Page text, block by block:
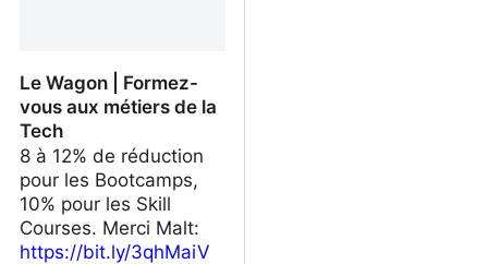
Le Wagon | Formez-
vous aux métiers de la
Tech
8 à 12% de réduction
pour les Bootcamps,
10% pour les Skill
Courses. Merci Malt:
https://bit.ly/3qhMaiV